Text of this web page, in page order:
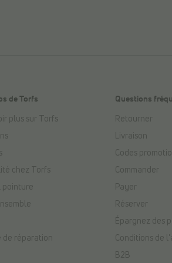
de Torfs
plus sur Torfs
chez Torfs
pointure
de réparation
Questions
Retourner
Livraison
Codes
Commander
Payer
Réserver
Épargnez des
Conditions de
B2B